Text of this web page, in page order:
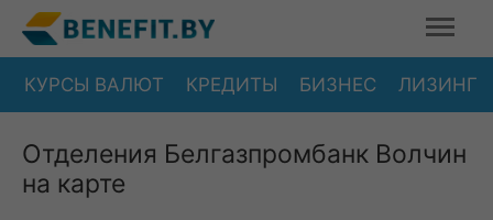
КУРСЫ ВАЛЮТ КРЕДИТЫ БИЗНЕС ЛИЗИНГ
Отделения Белгазпромбанк Волчин
на карте